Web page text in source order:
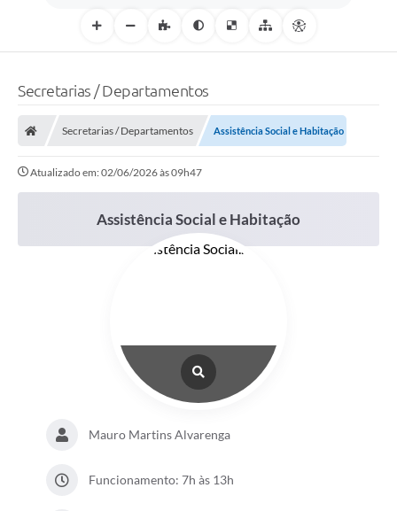
Secretarias / Departamentos
Secretarias / Departamentos Assistência Social e Habitação
Atualizado em: 02/06/2026 às 09h47
Assistência Social e Habitação
Mauro Martins Alvarenga
Funcionamento: 7h às 13h